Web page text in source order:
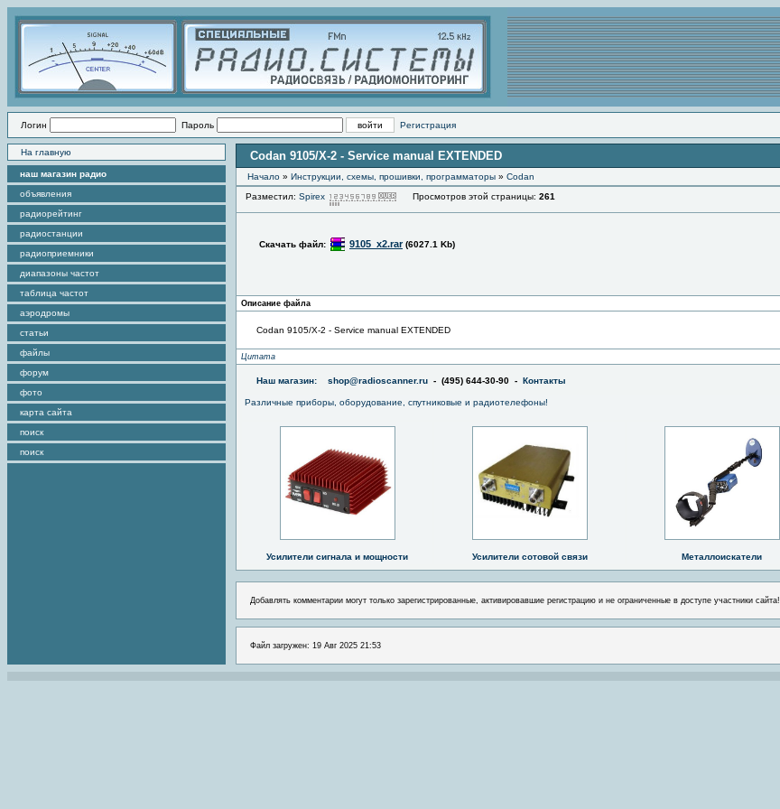
Логин Пароль Регистрация
На главную
наш магазин радио
объявления
радиорейтинг
радиостанции
радиоприемники
диапазоны частот
таблица частот
аэродромы
статьи
файлы
форум
фото
карта сайта
поиск
поиск
Codan 9105/X-2 - Service manual EXTENDED
Начало » Инструкции, схемы, прошивки, программаторы » Codan
Разместил: Spirex Просмотров этой страницы: 261
Скачать файл: 9105_x2.rar (6027.1 Kb)
Описание файла
Codan 9105/X-2 - Service manual EXTENDED
Цитата
Наш магазин: shop@radioscanner.ru - (495) 644-30-90 - Контакты
Различные приборы, оборудование, спутниковые и радиотелефоны!
Усилители сигнала и мощности Усилители сотовой связи Металлоискатели
Добавлять комментарии могут только зарегистрированные, активировавшие регистрацию и не ограниченные в доступе участники сайта!
Файл загружен: 19 Авг 2025 21:53